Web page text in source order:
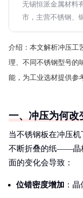
无锡恒派金属材料
市，主营不锈钢、
介绍： 本文解析冲压工
理、不同不锈钢型号的
能，为工业选材提供参
一、冲压为何改
当不锈钢板在冲压
不断折叠的纸——晶
面的变化会导致：
位错密度增加 ：